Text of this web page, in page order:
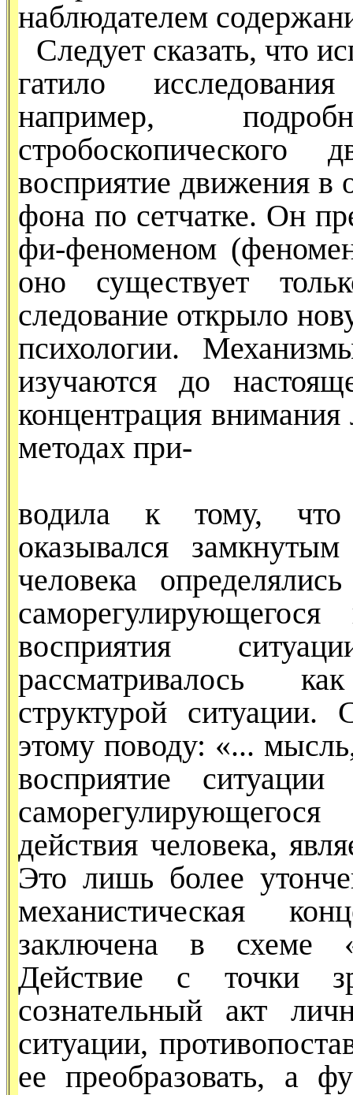
наблюдателем
Следует сказать, что
гатило
например,
восприятие движения в
фона по сетчатке. Он
фи-феноменом
оно существует
следование открыло
психологии.
изу­чаются до
концентра­ция
методах при-
водила к тому, что
оказывался
человека
восприятия
рассматривалось
структурой
этому поводу: «...
восприя­тие
действия человека,
Это лишь более
механистическая
заключена в схеме
Действие с точки
сознательный акт
ситуации,
ее преобразовать, а